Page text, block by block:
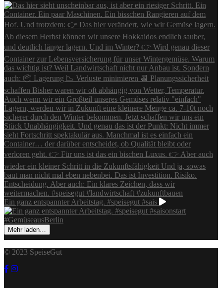
Ein ganz entspannter Arbeitstag. #speisegut #sais
Mehr laden…
© 2023 SpeiseGut